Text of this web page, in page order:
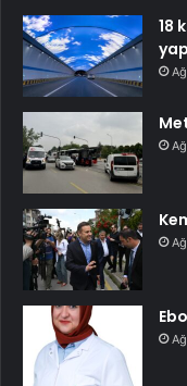
18